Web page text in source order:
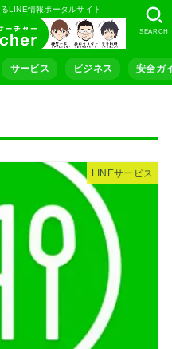
LINE情報ポータルサイト
サービス ビジネス 安全ガ
SEARCH
LINEサービス